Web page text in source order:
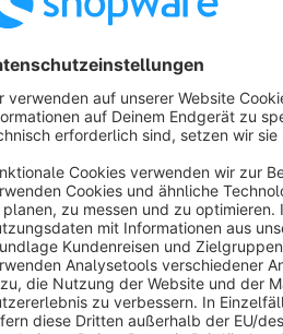
Sort by
So wünscht man sich
5.0
Average rating of 5 out
by
Schnelle Rückmeldung,
Support.
5.0Functionality 5.0